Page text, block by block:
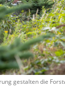
gestalten die